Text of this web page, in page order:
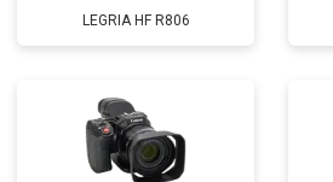
LEGRIA HF R806